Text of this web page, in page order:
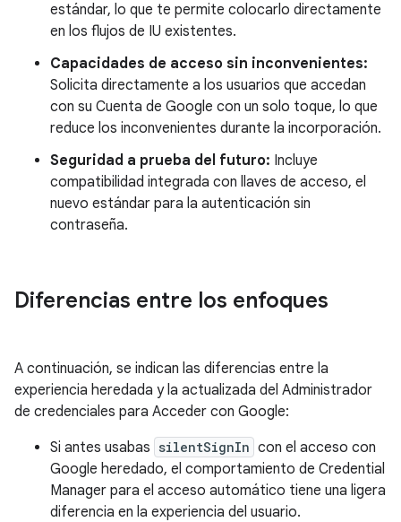
estándar, lo que te permite colocarlo directamente
en los flujos de IU existentes.
Capacidades de acceso sin inconvenientes:
Solicita directamente a los usuarios que accedan
con su Cuenta de Google con un solo toque, lo que
reduce los inconvenientes durante la incorporación.
Seguridad a prueba del futuro: Incluye
compatibilidad integrada con llaves de acceso, el
nuevo estándar para la autenticación sin
contraseña.
Diferencias entre los enfoques
A continuación, se indican las diferencias entre la
experiencia heredada y la actualizada del Administrador
de credenciales para Acceder con Google:
Si antes usabas silentSignIn con el acceso con
Google heredado, el comportamiento de Credential
Manager para el acceso automático tiene una ligera
diferencia en la experiencia del usuario.